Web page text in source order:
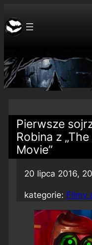
Pierwsze
Robina z
Movie”
20 lipca 2016,
kategorie: Filmy